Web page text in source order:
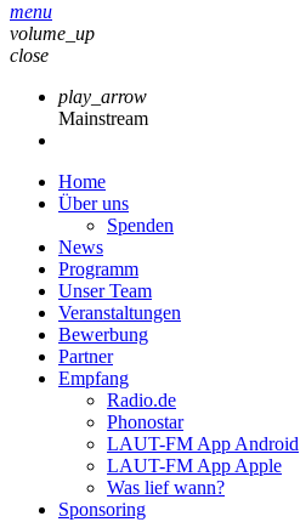
menu
volume_up
close
play_arrow
Mainstream
Home
Über uns
Spenden
News
Programm
Unser Team
Veranstaltungen
Bewerbung
Partner
Empfang
Radio.de
Phonostar
LAUT-FM App Android
LAUT-FM App Apple
Was lief wann?
Sponsoring